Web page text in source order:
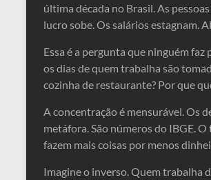
última década no Brasil. As
lucro sobe. Os salários estagnam.
Essa é a pergunta que ninguém
os dias de quem trabalha são
cozinha de restaurante? Por que
A concentração é mensurável. Os
metáfora. São números do IBGE.
fazem mais coisas por menos
Imagine o inverso. Quem trabalha